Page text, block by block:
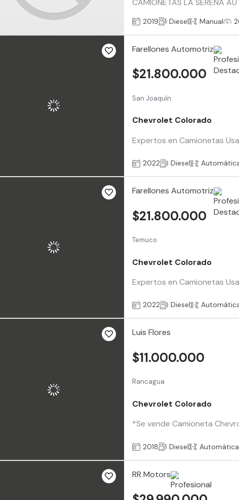
CAMIONETAS LA SERENA
2019 Diesel Manual
Farellones Automotriz
San Joaquín
Chevrolet Colorado
Expertos en Camionetas
$21.800.000
2022 Diesel
Farellones Automotriz
Temuco
Chevrolet Colorado
Expertos en Camionetas
$21.800.000
2022 Diesel
Luis Flores
Rancagua
Chevrolet Colorado
*Se vende Camioneta
$11.000.000
2018 Diesel Automática
RR Motors